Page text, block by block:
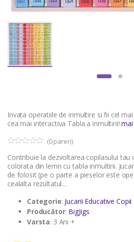
Invata operatiile de inmultire si fii cel
cea mai interactiva Tabla a inmultirii!
o
u
o
f
(0pareri)
Contribuie la dezvoltarea copilasului tau
colorata din lemn cu tabla inmultirii.
de folosit (pe o parte a pieselor este
cealalta rezultatul...
Categorie: Jucarii Educative Copii
Producător: BigJigs
Varsta: 3 Ani +